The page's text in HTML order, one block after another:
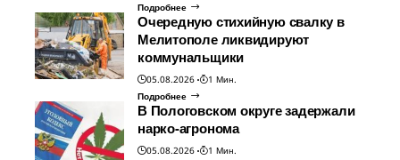
Подробнее
Очередную стихийную свалку в
Мелитополе ликвидируют
коммунальщики
05.08.2026
1 Мин.
Подробнее
В Пологовском округе задержали
нарко-агронома
05.08.2026
1 Мин.